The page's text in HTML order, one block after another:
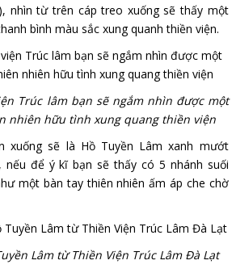
nhìn từ trên cáp treo xuống sẽ thấy một
bình màu sắc xung quanh thiền viện.
Trúc lâm bạn sẽ ngắm nhìn được một
nhiên hữu tình xung quang thiền viện
xuống sẽ là Hồ Tuyền Lâm xanh mướt
nếu để ý kĩ bạn sẽ thấy có 5 nhánh suối
một bàn tay thiên nhiên ấm áp che chờ
Lâm từ Thiền Viện Trúc Lâm Đà Lạt